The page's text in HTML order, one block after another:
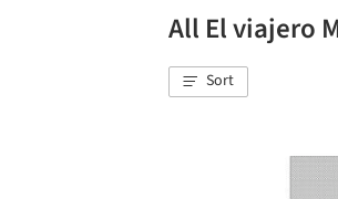
All El viajero
Sort